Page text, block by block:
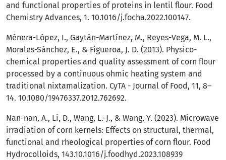
and functional properties of proteins in lentil flour. Food
Chemistry Advances, 1. 10.1016/j.focha.2022.100147.
Ménera-López, I., Gaytán-Martínez, M., Reyes-Vega, M. L.,
Morales-Sánchez, E., & Figueroa, J. D. (2013). Physico-
chemical properties and quality assessment of corn flour
processed by a continuous ohmic heating system and
traditional nixtamalization. CyTA - Journal of Food, 11, 8–
14. 10.1080/19476337.2012.762692.
Nan-nan, A., Li, D., Wang, L.-J., & Wang, Y. (2023). Microwave
irradiation of corn kernels: Effects on structural, thermal,
functional and rheological properties of corn flour. Food
Hydrocolloids, 143.10.1016/j.foodhyd.2023.108939